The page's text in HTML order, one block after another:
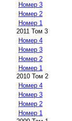
Номер 3
Номер 2
Номер 1
2011 Том 3
Номер 4
Номер 3
Номер 2
Номер 1
2010 Том 2
Номер 4
Номер 3
Номер 2
Номер 1